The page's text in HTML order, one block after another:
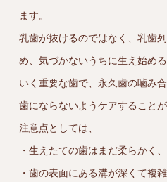
ます。
乳歯が抜けるのではなく、乳歯
め、気づかないうちに生え始め
いく重要な歯で、永久歯の噛み
歯にならないようケアすることが
注意点としては、
・生えたての歯はまだ柔らかく
・歯の表面にある溝が深くて複